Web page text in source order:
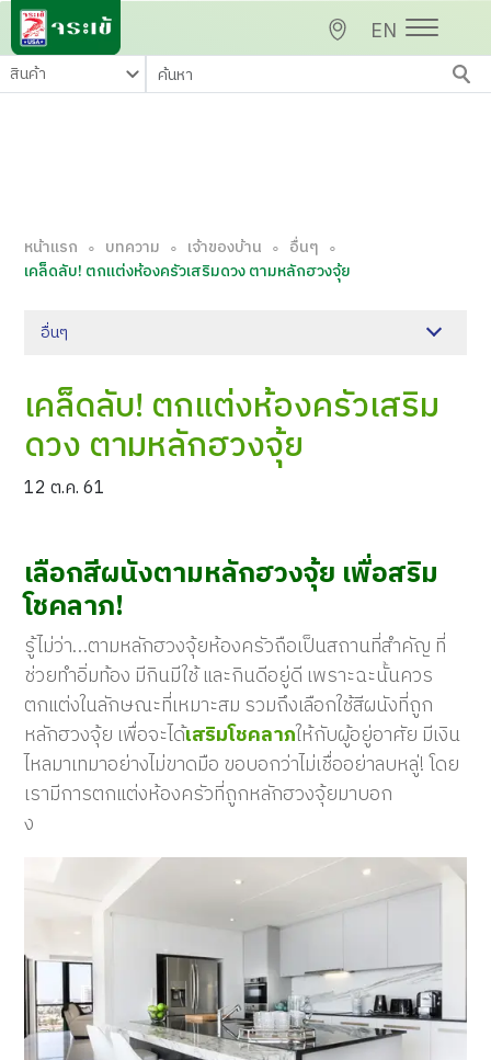
EN
หน้าแรก ∘ บทความ ∘ เจ้าของบ้าน ∘ อื่นๆ ∘
เคล็ดลับ! ตกแต่งห้องครัวเสริมดวง ตามหลักฮวงจุ้ย
อื่นๆ
เคล็ดลับ! ตกแต่งห้องครัวเสริม
ดวง ตามหลักฮวงจุ้ย
12 ต.ค. 61
เลือกสีผนังตามหลักฮวงจุ้ย เพื่อสริม
โชคลาภ!
รู้ไม่ว่า…ตามหลักฮวงจุ้ยห้องครัวถือเป็นสถานที่สำคัญ ที่
ช่วยทำอิ่มท้อง มีกินมีใช้ และกินดีอยู่ดี เพราะฉะนั้นควร
ตกแต่งในลักษณะที่เหมาะสม รวมถึงเลือกใช้สีผนังที่ถูก
หลักฮวงจุ้ย เพื่อจะได้เสริมโชคลาภให้กับผู้อยู่อาศัย มีเงิน
ไหลมาเทมาอย่างไม่ขาดมือ ขอบอกว่าไม่เชื่ออย่าลบหลู่! โดย
เรามีการตกแต่งห้องครัวที่ถูกหลักฮวงจุ้ยมาบอก
ง